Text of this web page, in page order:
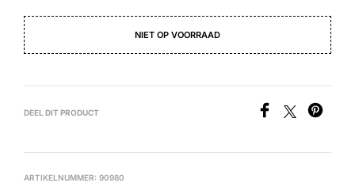
NIET OP VOORRAAD
DEEL DIT PRODUCT
ARTIKELNUMMER: 90980